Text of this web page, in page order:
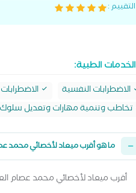
التقييم :
الخدمات الطبية:
الاضطرابات النفسية
تخاطب وتنمية مهارات وتعديل سلوك
ما هو أقرب ميعاد لأخصائي محمد
أقرب ميعاد لأخصائي محمد عصام العجوز هو غداً السبت 08 اغسطس 2026 من 1:00 مساءً وتقدر